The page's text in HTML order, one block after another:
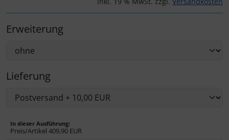
Erweiterung
Lieferung
In dieser Ausführung:
Preis/Artikel 409,90 EUR
Schlüsselanhänger
Schmuck
Taschen
3D Reliefkarten